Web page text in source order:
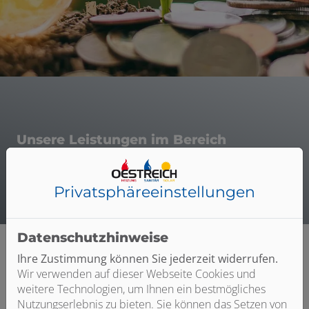
Unsere Leistungen im Bereich
Privatsphäre­einstellungen
Datenschutzhinweise
Ihre Zustimmung können Sie jederzeit widerrufen.
Wir verwenden auf dieser Webseite Cookies und
weitere Technologien, um Ihnen ein bestmögliches
Nutzungserlebnis zu bieten. Sie können das Setzen von